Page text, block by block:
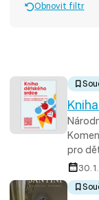
Obnovit filtr
pro
30.